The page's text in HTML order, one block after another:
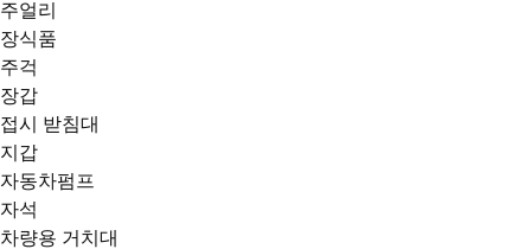
주얼리
장식품
주걱
장갑
접시 받침대
지갑
자동차펌프
자석
차량용 거치대